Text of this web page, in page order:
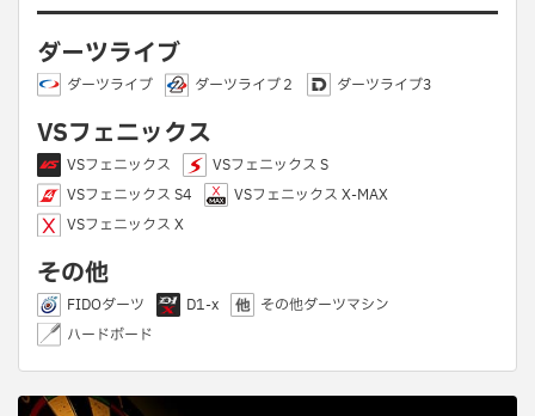
ダーツライブ
ダーツライブ ダーツライブ２ ダーツライブ3
VSフェニックス
VSフェニックス
VSフェニックス S
VSフェニックス S4
VSフェニックス X-MAX
VSフェニックス X
その他
FIDOダーツ D1-x
その他ダーツマシン
ハードボード